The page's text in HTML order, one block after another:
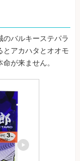
のバルキーステパラ
とアカハタとオオモ
が来ません。